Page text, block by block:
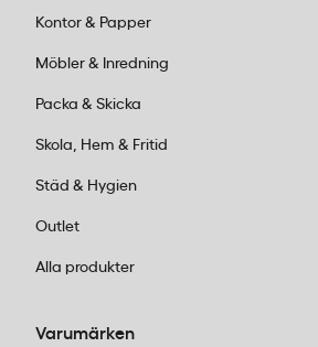
Kontor & Papper
Möbler & Inredning
Packa & Skicka
Skola, Hem & Fritid
Städ & Hygien
Outlet
Alla produkter
Varumärken